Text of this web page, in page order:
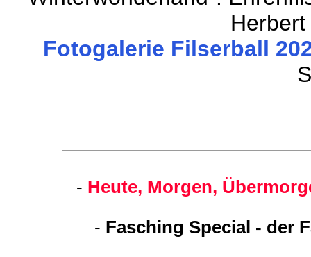
Fotogalerie Filserball
- Heute, Morgen,
- Fasching Special - der